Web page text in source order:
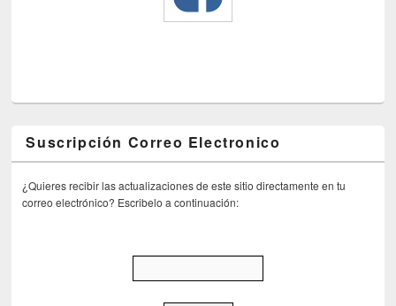
Suscripción Correo Electronico
¿Quieres recibir las actualizaciones de este sitio directamente en tu
correo electrónico? Escribelo a continuación: